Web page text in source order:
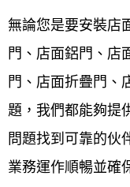
無論您是要安裝店
門、店面鋁門、店
門、店面折疊門、
題，我們都能夠提
問題找到可靠的伙
業務運作順暢並確